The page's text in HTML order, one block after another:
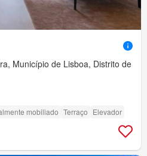
Município de Lisboa, Distrito de
mobiliado Terraço Elevador